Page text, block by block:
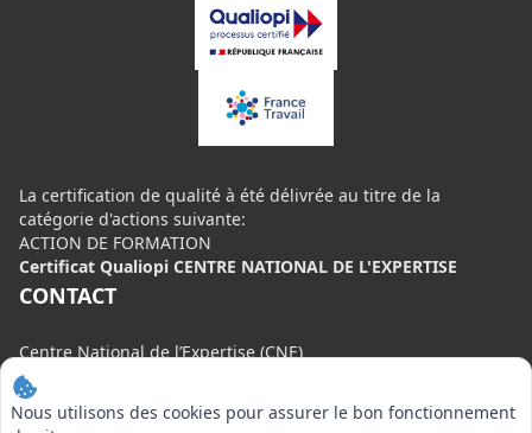
Nous utilisons des cookies pour assurer le bon fonctionnement
La certification de qualité à été délivrée au titre de la
catégorie d'actions suivante:
ACTION DE FORMATION
Certificat Qualiopi CENTRE NATIONAL DE L'EXPERTISE
CONTACT
Centre National de l’Expertise (CNE)
20 rue Henri Regnault, 75008 Paris
N°VERT : 0800 00 80 89